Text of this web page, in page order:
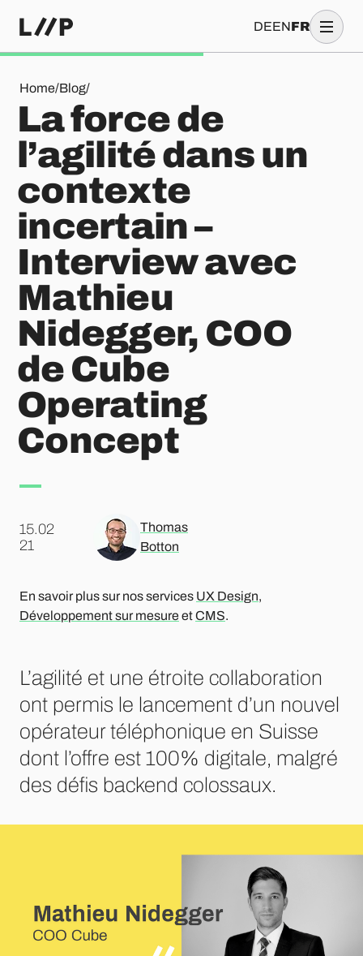
DEENFR
Home/Blog/
La force de l’agilité dans un contexte incertain – Interview
La force de
l’agilité dans un
contexte
incertain –
Interview avec
Mathieu
Nidegger, COO
de Cube
Operating
Concept
15.02
.21
Thomas
Botton
En savoir plus sur nos services UX Design,
Développement sur mesureetCMS.
L’agilité et une étroite collaboration
ont permis le lancement d’un nouvel
opérateur téléphonique en Suisse
dont l’offre est 100% digitale, malgré
des défis backend colossaux.